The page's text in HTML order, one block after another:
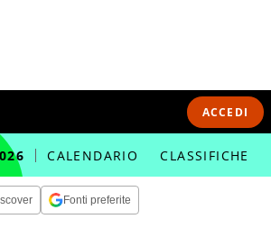
ACCEDI
CALENDARIO CLASSIFICHE
Fonti preferite